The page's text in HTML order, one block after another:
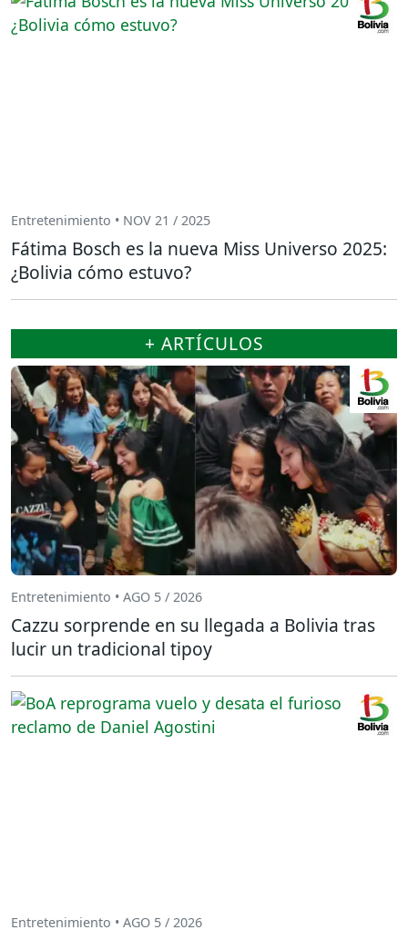
Entretenimiento • NOV 21 / 2025
Fátima Bosch es la nueva Miss Universo 2025:
¿Bolivia cómo estuvo?
+ ARTÍCULOS
Entretenimiento • AGO 5 / 2026
Cazzu sorprende en su llegada a Bolivia tras
lucir un tradicional tipoy
Entretenimiento • AGO 5 / 2026